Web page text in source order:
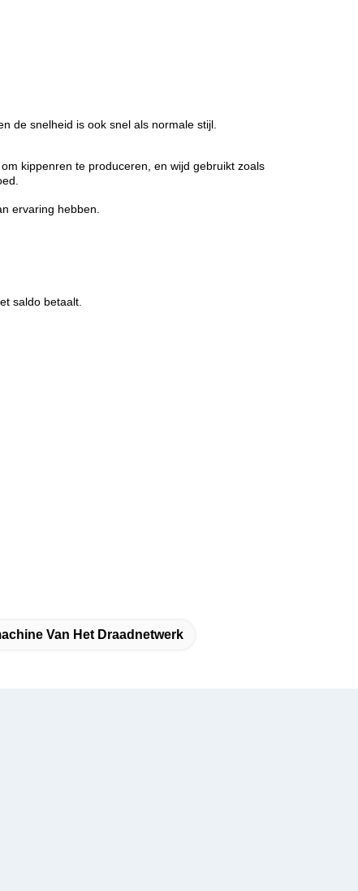
de snelheid is ook snel als normale stijl.
kippenren te produceren, en wijd gebruikt zoals
ervaring hebben.
saldo betaalt.
Van Het Draadnetwerk